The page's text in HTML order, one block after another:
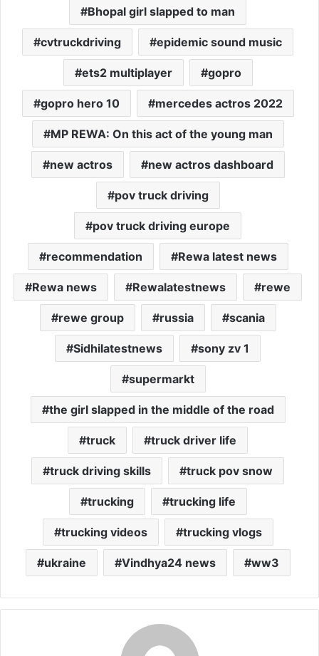
Bhopal girl slapped to man
cvtruckdriving epidemic sound music
ets2 multiplayer gopro
gopro hero 10 mercedes actros 2022
MP REWA: On this act of the young man
new actros new actros dashboard
pov truck driving
pov truck driving europe
recommendation Rewa latest news
Rewa news Rewalatestnews rewe
rewe group russia scania
Sidhilatestnews sony zv 1
supermarkt
the girl slapped in the middle of the road
truck truck driver life
truck driving skills truck pov snow
trucking trucking life
trucking videos trucking vlogs
ukraine Vindhya24 news ww3